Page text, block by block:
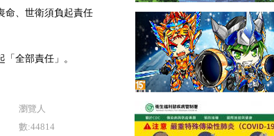
命、世衛須負起責任
全部責任」。
瀏覽人
數:44814